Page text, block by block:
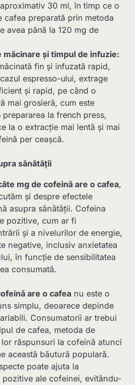
30 ml, în timp ce o
cafea preparată prin metoda
avea până la 120 mg de
măcinare și timpul de infuzie:
fin și infuzată rapid,
espresso-ului, extrage
și rapid, pe când o
mai grosieră, cum este
la french press,
la o extracție mai lentă și mai
per ceașcă.
sănătății
mg de cofeină are o cafea,
și despre efectele
asupra sănătății. Cofeina
pozitive, cum ar fi
și a nivelurilor de energie,
negative, inclusiv anxietatea
în funcție de sensibilitatea
consumată.
are o cafea nu este o
simplu, deoarece depinde
Consumatorii ar trebui
de cafea, metoda de
răspunsuri la cofeină atunci
această băutură populară.
poate ajuta la
ale cofeinei, evitându-